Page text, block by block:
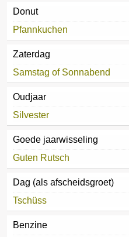
Donut
Pfannkuchen
Zaterdag
Samstag of Sonnabend
Oudjaar
Silvester
Goede jaarwisseling
Guten Rutsch
Dag (als afscheidsgroet)
Tschüss
Benzine